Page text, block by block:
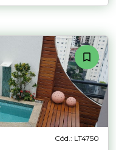
Cód.: LT4750